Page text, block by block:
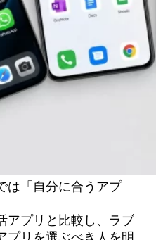
は「自分に合うアプ
アプリと比較し、ラブ